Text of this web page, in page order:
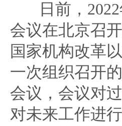
日前，
会议在北京召
国家机构改革
一次组织召开
会议，会议对
对未来工作进